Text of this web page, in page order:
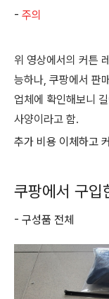
- 주의
위 영상에서의 커튼
능하나, 쿠팡에서 판
업체에 확인해보니
사양이라고 함.
추가 비용 이체하고
쿠팡에서 구입
- 구성품 전체